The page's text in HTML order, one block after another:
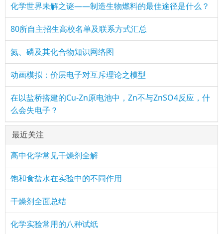
化学世界未解之谜——制造生物燃料的最佳途径是什么？
80所自主招生高校名单及联系方式汇总
氮、磷及其化合物知识网络图
动画模拟：价层电子对互斥理论之模型
在以盐桥搭建的Cu-Zn原电池中，Zn不与ZnSO4反应，什
么会失电子？
最近关注
高中化学常见干燥剂全解
饱和食盐水在实验中的不同作用
干燥剂全面总结
化学实验常用的八种试纸